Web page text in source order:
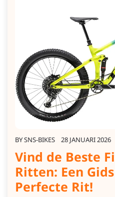
BYSNS-BIKES 28 JANUARI 2026
Vind de Beste
Ritten: Een
Perfecte Rit!